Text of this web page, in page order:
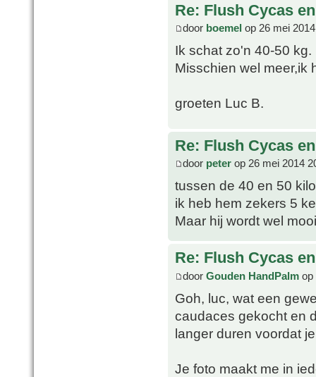
Re: Flush Cycas
door boemel op 26 mei
Ik schat zo'n 40-50 kg.
Misschien wel meer,ik
groeten Luc B.
Re: Flush Cycas
door peter op 26 mei 2014
tussen de 40 en 50
ik heb hem zekers 5
Maar hij wordt wel
Re: Flush Cycas
door Gouden HandPalm op
Goh, luc, wat een
caudaces gekocht en
langer duren voordat
Je foto maakt me in